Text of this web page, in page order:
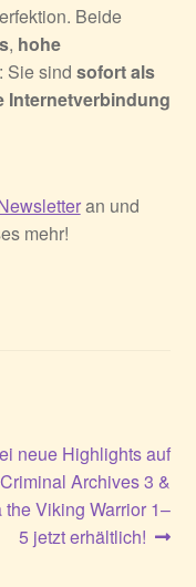
Beide
, hohe
Sie sind sofort als
Internetverbindung
an und
mehr!
neue Highlights auf
Archives 3 &
the Viking Warrior 1–
5 jetzt erhältlich!